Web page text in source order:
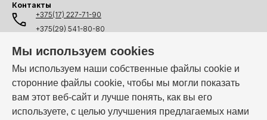
Мы используем cookies
Мы используем наши собственные файлы cookie и
сторонние файлы cookie, чтобы мы могли показать
вам этот веб-сайт и лучше понять, как вы его
используете, с целью улучшения предлагаемых нами
Контакты
+375(17) 227-71-90
+375(29) 541-80-80
+375(44) 541-80-80
info@i-ven.by